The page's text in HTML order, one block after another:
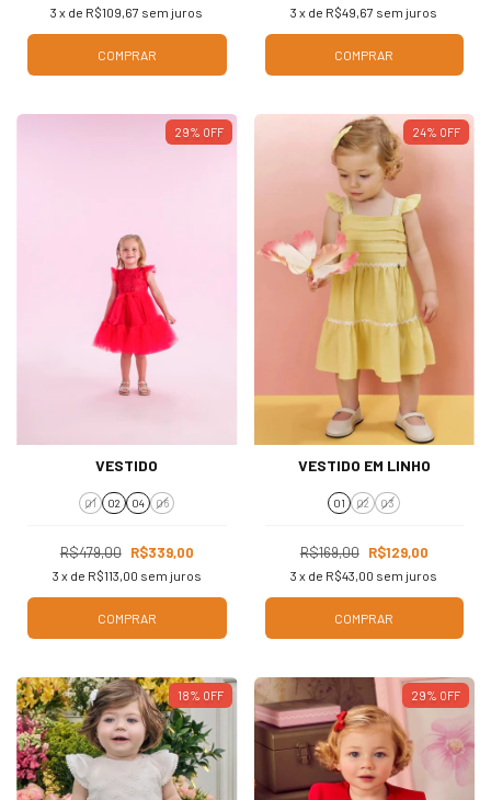
3 x de R$109,67 sem juros
COMPRAR
3 x de R$49,67 sem juros
COMPRAR
29% OFF
VESTIDO
01 02 04 06
R$479,00 R$339,00
3 x de R$113,00 sem juros
COMPRAR
24% OFF
VESTIDO EM LINHO
01 02 03
R$169,00 R$129,00
3 x de R$43,00 sem juros
COMPRAR
18% OFF 29% OFF